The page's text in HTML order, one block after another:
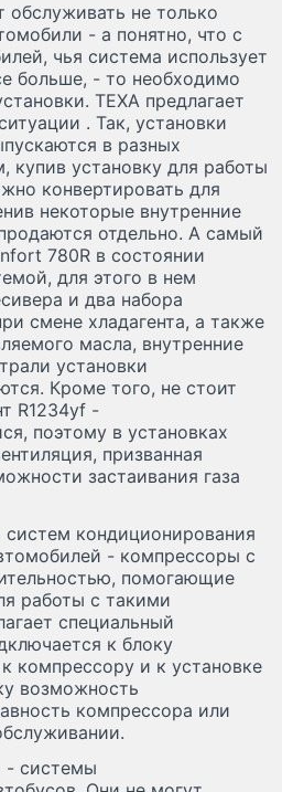
обслуживать не только
- а понятно, что с
чья система использует
больше, - то необходимо
TEXA предлагает
. Так, установки
в разных
купив установку для работы
конвертировать для
некоторые внутренние
отдельно. А самый
780R в состоянии
для этого в нем
и два набора
смене хладагента, а также
масла, внутренние
установки
Кроме того, не стоит
R1234yf -
поэтому в установках
призванная
застаивания газа
кондиционирования
- компрессоры с
помогающие
работы с такими
специальный
к блоку
компрессору и к установке
возможность
компрессора или
- системы